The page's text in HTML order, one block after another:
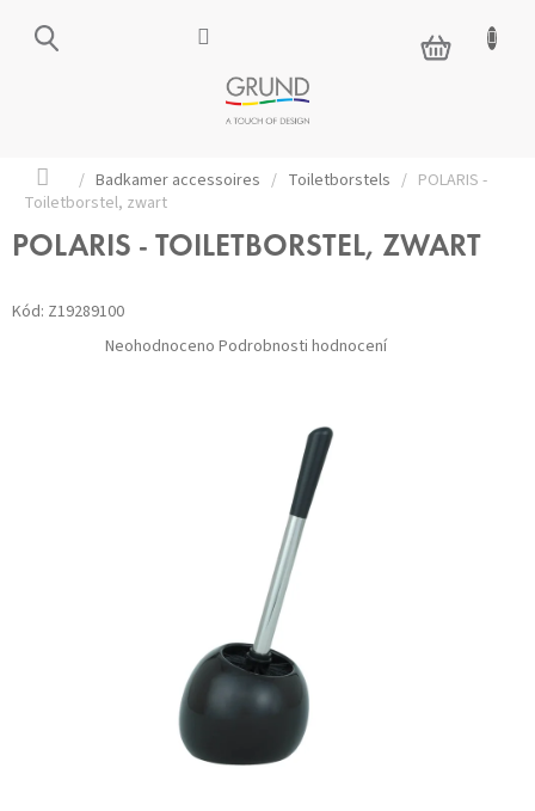
NÁKUPNÍ
KOŠÍK
Domů
/ Badkamer accessoires / Toiletborstels / POLARIS -
Toiletborstel, zwart
POLARIS - TOILETBORSTEL, ZWART
Kód: Z19289100
Průměrné
hodnocení
Neohodnoceno Podrobnosti hodnocení